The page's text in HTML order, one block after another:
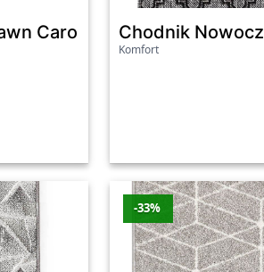
Caro 80CmChodnik
Komfort
-33%